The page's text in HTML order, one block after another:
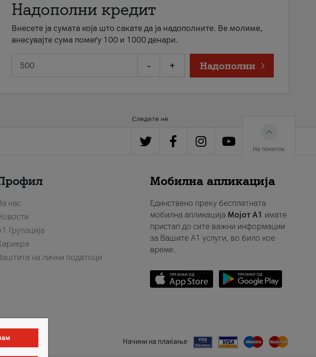
Надополни кредит
Внесете ја сумата која што сакате да ја надополните. Ве молиме,
внесувајте сума помеѓу 100 и 1000 денари.
- + Надополни
Следете нè
На почеток
нас
Групација
на лични податоци
Мобилна апликација
Единствено преку бесплатната
мобилна апликација Мојот A1 имате
пристап до сите важни информации
за Вашите A1 услуги, во било кое
време.
Начини на плаќање